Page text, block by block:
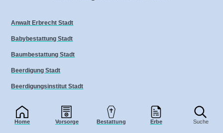
Home Vorsorge Bestattung Erbe Suche
Anwalt Erbrecht Stadt
Babybestattung Stadt
Baumbestattung Stadt
Beerdigung Stadt
Beerdigungsinstitut Stadt
Bestattung